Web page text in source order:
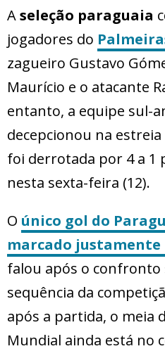
Aseleção paraguaia
jogadores do
zagueiro Gustavo
Maurício e o atacante
entanto, a equipe sul-
decepcionou na
foi derrotada por 4 a 1
nesta sexta-feira (12).
O único gol do
marcado
falou após o confronto
sequência da
após a partida, o meia
Mundial ainda está no